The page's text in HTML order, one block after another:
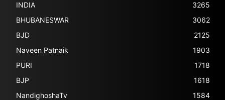
INDIA
3265
BHUBANESWAR
3062
BJD
2125
Naveen Patnaik
1903
PURI
1718
BJP
1618
NandighoshaTv
1584